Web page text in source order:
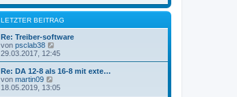
LETZTER BEITRAG
Re: Treiber-software
von psclab38
e
u
e
t
29.03.2017, 12:45
Re: DA 12-8 als 16-8 mit exte…
von martin09
e
18.05.2019, 13:05